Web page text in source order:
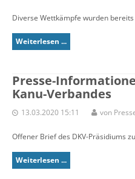
Diverse Wettkämpfe wurden
Weiterlesen ...
Presse-
Kanu-Verbandes
13.03.2020 15:11 von
Offener Brief des DKV-Präsidiums
Weiterlesen ...